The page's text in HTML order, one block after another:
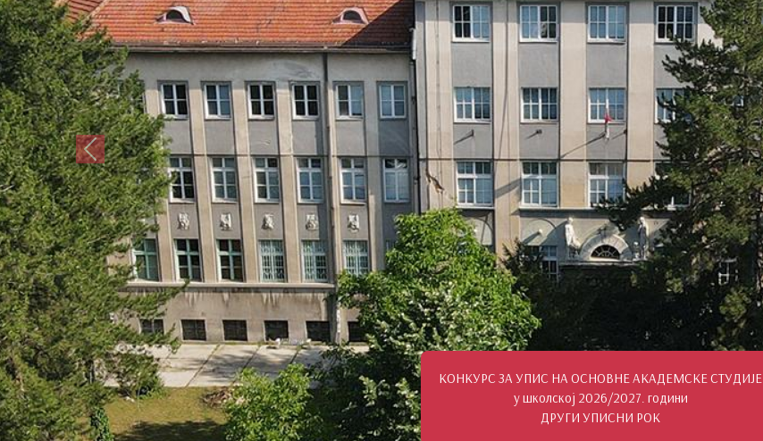
КОНКУРС ЗА УПИС НА ОСНОВНЕ АКАДЕМСКЕ СТУДИЈЕ
у школској 2026/2027. години
ДРУГИ УПИСНИ РОК
Претходни